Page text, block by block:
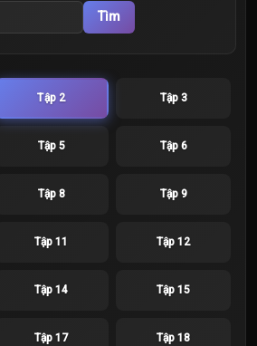
Tìm
Tập 2 Tập 3
Tập 5 Tập 6
Tập 8 Tập 9
Tập 11 Tập 12
Tập 14 Tập 15
Tập 17 Tập 18